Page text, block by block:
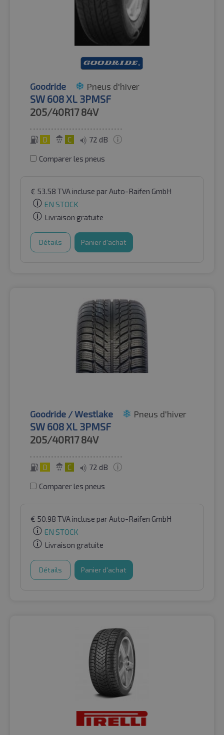
Goodride Pneus d'hiver
SW 608 XL 3PMSF
205/40R17 84V
D C 72 dB
Comparer les pneus
€ 53.58 TVA incluse par Auto-Raifen GmbH
EN STOCK
Livraison gratuite
Détails Panier d'achat
Goodride / Westlake Pneus d'hiver
SW 608 XL 3PMSF
205/40R17 84V
D C 72 dB
Comparer les pneus
€ 50.98 TVA incluse par Auto-Raifen GmbH
EN STOCK
Livraison gratuite
Détails Panier d'achat